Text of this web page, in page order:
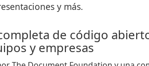
y más.
de código
y empresas